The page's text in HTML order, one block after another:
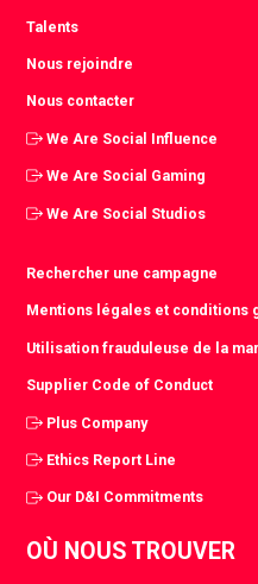
Talents
Nous rejoindre
Nous contacter
We Are Social Influence
We Are Social Gaming
We Are Social Studios
Rechercher une campagne
Mentions légales et conditions
Utilisation frauduleuse de la
Supplier Code of Conduct
Plus Company
Ethics Report Line
Our D&I Commitments
OÙ NOUS TROUVER